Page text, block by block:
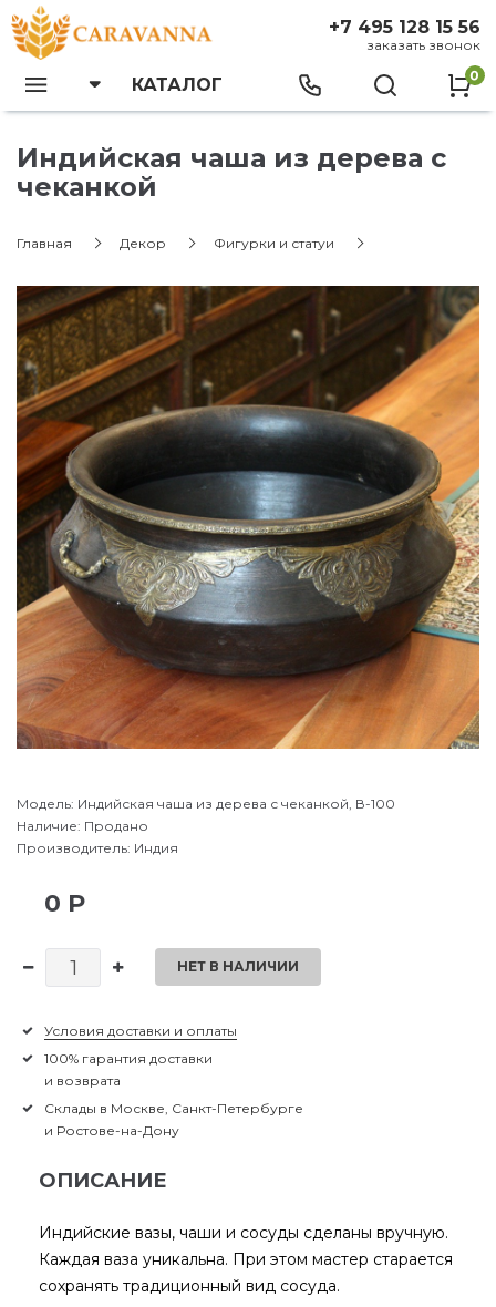
+7 495 128 15 56
заказать звонок
КАТАЛОГ 0
Индийская чаша из дерева с
чеканкой
Главная Декор Фигурки и статуи
Модель: Индийская чаша из дерева с чеканкой, В-100
Наличие: Продано
Производитель: Индия
0 Р
НЕТ В НАЛИЧИИ
Условия доставки и оплаты
100% гарантия доставки
и возврата
Склады в Москве, Санкт-Петербурге
и Ростове-на-Дону
ОПИСАНИЕ
Индийские вазы, чаши и сосуды сделаны вручную.
Каждая ваза уникальна. При этом мастер старается
сохранять традиционный вид сосуда.